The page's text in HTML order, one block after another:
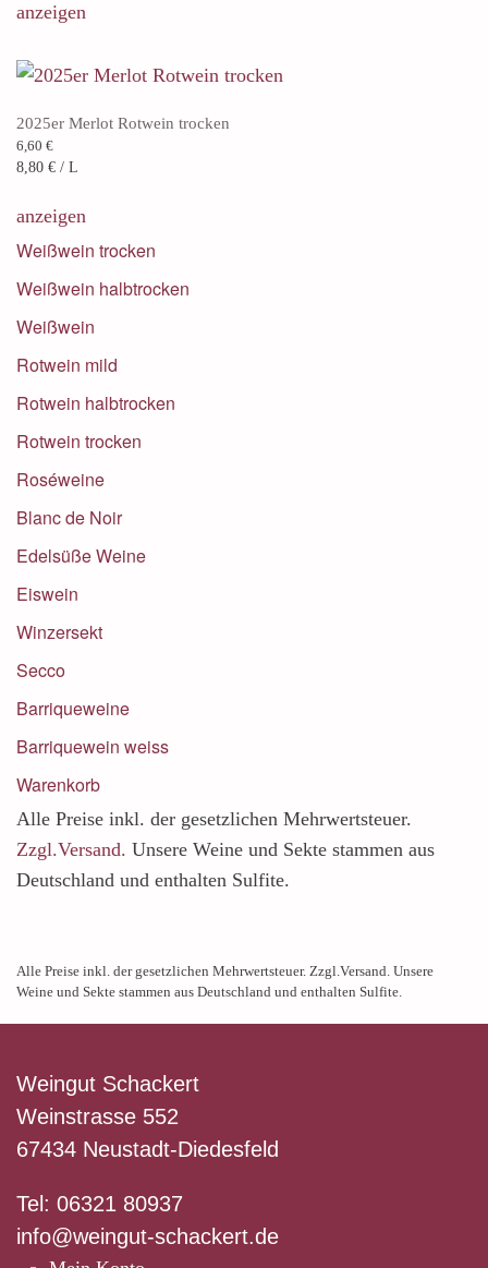
anzeigen
2025er Merlot Rotwein trocken
6,60 €
8,80 € / L
anzeigen
Weißwein trocken
Weißwein halbtrocken
Weißwein
Rotwein mild
Rotwein halbtrocken
Rotwein trocken
Roséweine
Blanc de Noir
Edelsüße Weine
Eiswein
Winzersekt
Secco
Barriqueweine
Barriquewein weiss
Warenkorb
Alle Preise inkl. der gesetzlichen Mehrwertsteuer.
Zzgl.Versand. Unsere Weine und Sekte stammen aus
Deutschland und enthalten Sulfite.
Alle Preise inkl. der gesetzlichen Mehrwertsteuer. Zzgl.Versand. Unsere
Weine und Sekte stammen aus Deutschland und enthalten Sulfite.
Weingut Schackert
Weinstrasse 552
67434 Neustadt-Diedesfeld
Tel: 06321 80937
info@weingut-schackert.de